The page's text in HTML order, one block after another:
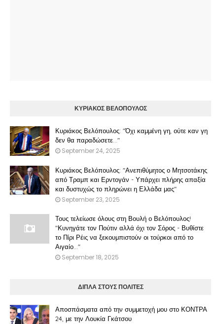
ΚΥΡΙΑΚΟΣ ΒΕΛΟΠΟΥΛΟΣ
Κυριάκος Βελόπουλος: "Όχι καμμένη γη, ούτε καν γη
δεν θα παραδώσετε..."
September 24, 2025
Κυριάκος Βελόπουλος: "Ανεπιθύμητος ο Μητσοτάκης
από Τραμπ και Ερντογάν - Υπάρχει πλήρης απαξία
και δυστυχώς το πληρώνει η Ελλάδα μας"
September 23, 2025
Τους τελείωσε όλους στη Βουλή ο Βελόπουλος!
"Κυνηγάτε τον Πούτιν αλλά όχι τον Σόρος - Βυθίστε
το Πίρι Ρέις να ξεκουμπιστούν οι τούρκοι από το
Αιγαίο..."
September 18, 2025
ΔΙΠΛΑ ΣΤΟΥΣ ΠΟΛΙΤΕΣ
Αποσπάσματα από την συμμετοχή μου στο ΚΟΝΤΡΑ
24, με την Λουκία Γκάτσου